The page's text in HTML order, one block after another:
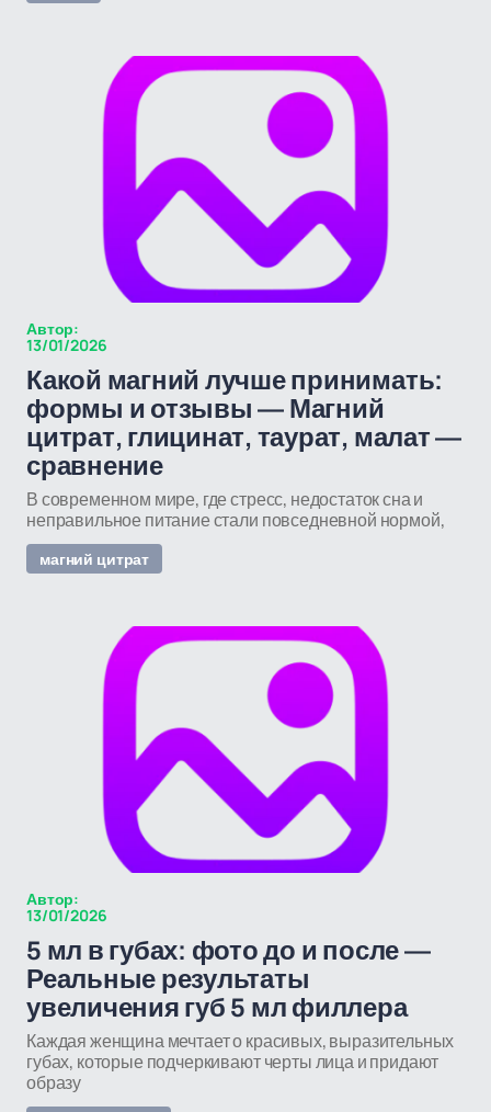
Автор:
13/01/2026
Какой магний лучше принимать:
формы и отзывы — Магний
цитрат, глицинат, таурат, малат —
сравнение
В современном мире, где стресс, недостаток сна и
неправильное питание стали повседневной нормой,
магний цитрат
Автор:
13/01/2026
5 мл в губах: фото до и после —
Реальные результаты
увеличения губ 5 мл филлера
Каждая женщина мечтает о красивых, выразительных
губах, которые подчеркивают черты лица и придают
образу